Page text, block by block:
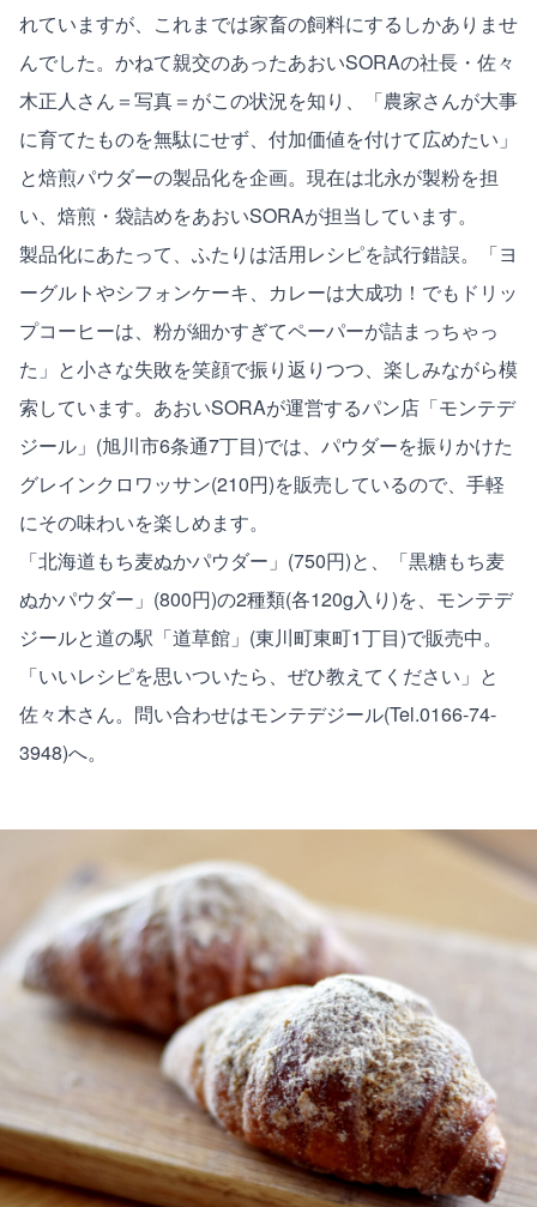
れていますが、これまでは家畜の飼料にするしかありませ
んでした。かねて親交のあったあおいSORAの社長・佐々
木正人さん＝写真＝がこの状況を知り、「農家さんが大事
に育てたものを無駄にせず、付加価値を付けて広めたい」
と焙煎パウダーの製品化を企画。現在は北永が製粉を担
い、焙煎・袋詰めをあおいSORAが担当しています。
製品化にあたって、ふたりは活用レシピを試行錯誤。「ヨ
ーグルトやシフォンケーキ、カレーは大成功！でもドリッ
プコーヒーは、粉が細かすぎてペーパーが詰まっちゃっ
た」と小さな失敗を笑顔で振り返りつつ、楽しみながら模
索しています。あおいSORAが運営するパン店「モンテデ
ジール」(旭川市6条通7丁目)では、パウダーを振りかけた
グレインクロワッサン(210円)を販売しているので、手軽
にその味わいを楽しめます。
「北海道もち麦ぬかパウダー」(750円)と、「黒糖もち麦
ぬかパウダー」(800円)の2種類(各120g入り)を、モンテデ
ジールと道の駅「道草館」(東川町東町1丁目)で販売中。
「いいレシピを思いついたら、ぜひ教えてください」と
佐々木さん。問い合わせはモンテデジール(Tel.0166-74-
3948)へ。